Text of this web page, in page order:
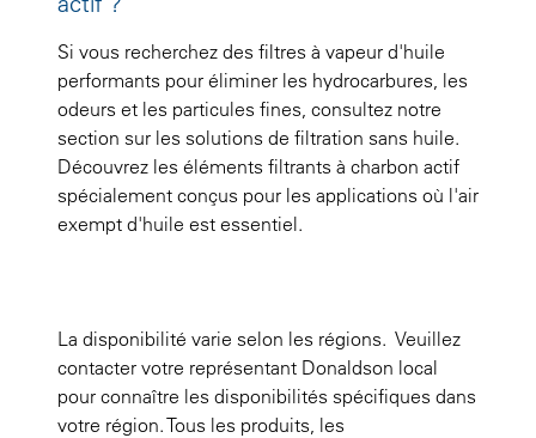
Si vous recherchez des filtres à vapeur d'huile
performants pour éliminer les hydrocarbures, les
odeurs et les particules fines, consultez notre
section sur les solutions de filtration sans huile.
Découvrez les éléments filtrants à charbon actif
spécialement conçus pour les applications où l'air
exempt d'huile est essentiel.
La disponibilité varie selon les régions. Veuillez
contacter votre représentant Donaldson local
pour connaître les disponibilités spécifiques dans
votre région. Tous les produits, les